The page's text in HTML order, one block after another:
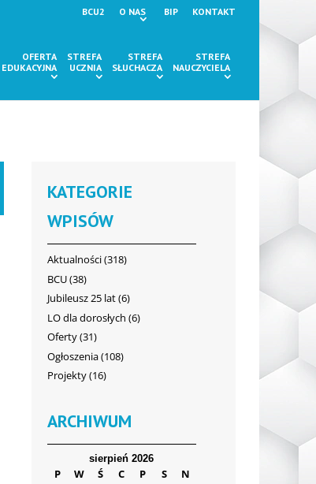
BCU2 O NAS BIP KONTAKT
OFERTA
EDUKACYJNA
STREFA
UCZNIA
STREFA
SŁUCHACZA
STREFA
NAUCZYCIELA
KATEGORIE
WPISÓW
Aktualności(318)
BCU(38)
Jubileusz 25 lat(6)
LO dla dorosłych (6)
Oferty(31)
Ogłoszenia(108)
Projekty(16)
ARCHIWUM
sierpień 2026
P W Ś C P S
N